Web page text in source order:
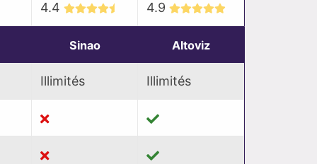
4.4 4.9
Sinao Altoviz
Illimités Illimités